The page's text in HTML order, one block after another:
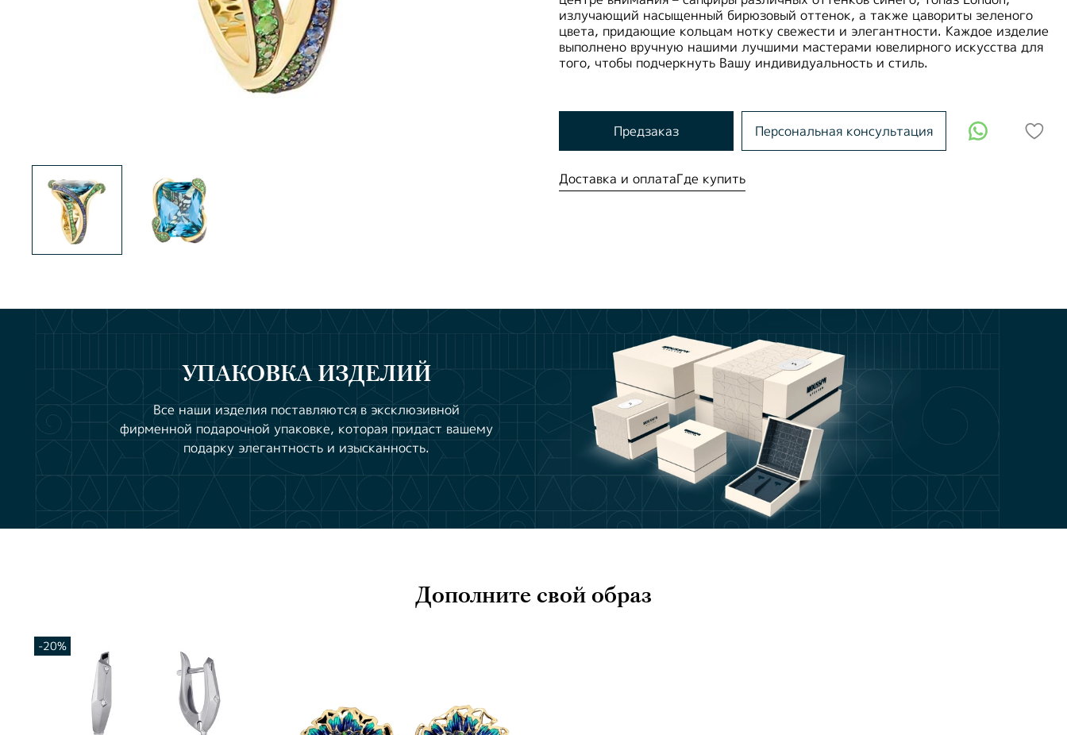
излучающий насыщенный бирюзовый оттенок, а также цавориты зеленого
цвета, придающие кольцам нотку свежести и элегантности. Каждое изделие
выполнено вручную нашими лучшими мастерами ювелирного искусства для
того, чтобы подчеркнуть Вашу индивидуальность и стиль.
Предзаказ Персональная консультация
Доставка и оплатаГде купить
УПАКОВКА ИЗДЕЛИЙ
Все наши изделия поставляются в эксклюзивной
фирменной подарочной упаковке, которая придаст вашему
подарку элегантность и изысканность.
Дополните свой образ
-20%